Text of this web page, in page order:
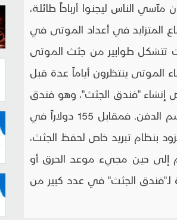
الناس ليجنوا أرباحاً طائلة،
المتزايد في أعداد الموتى في
مليون نسمة سنوياً، بدأت تتشكل طوابير من جثث الموتى
الموتى ينتظرون أياماً عدة قبل
إنشاء "فندق الجثث"، وهو فندق
مجهز لإستقبال الموتى وأقاربهم إلى حين تمكنهم من إتمام مراسم الدفن. فمقابل 155 دولاراً في
بنظام تبريد خاص لحفظ الجثث،
إلى حين مجيء موعد الحرق أو
لـ"فندق الجثث" في عدد كبير من